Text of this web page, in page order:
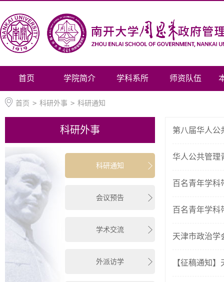
首页 学院简介 学科系所 师资队伍
首页 > 科研外事 > 科研通知
科研外事
科研通知
会议预告
学术交流
外派访学
第八届华人公
华人公共管理
百名青年学科
百名青年学科
天津市政治学
【征稿通知